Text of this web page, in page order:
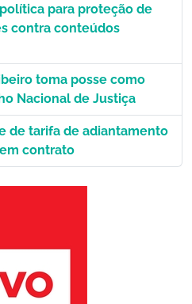
para proteção de
contra conteúdos
toma posse como
Nacional de Justiça
de tarifa de adiantamento
contrato